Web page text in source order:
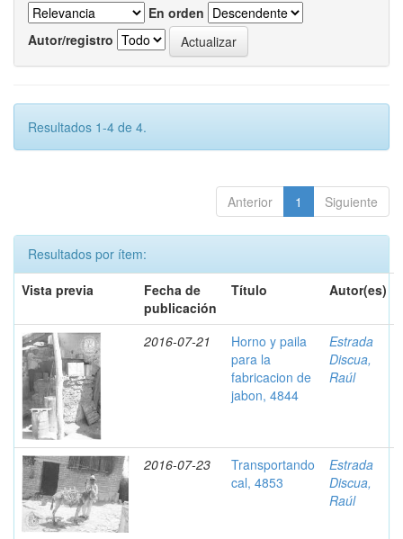
En orden
Autor/registro
Resultados 1-4 de 4.
Anterior 1 Siguiente
Resultados por ítem:
Vista previa
Fecha de
publicación
Título Autor(es)
2016-07-21
Horno y paila
para la
fabricacion de
jabon, 4844
Estrada
Discua,
Raúl
2016-07-23
Transportando
cal, 4853
Estrada
Discua,
Raúl